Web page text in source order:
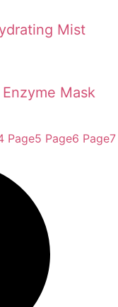
Mist
Mask
Page5 Page6 Page7